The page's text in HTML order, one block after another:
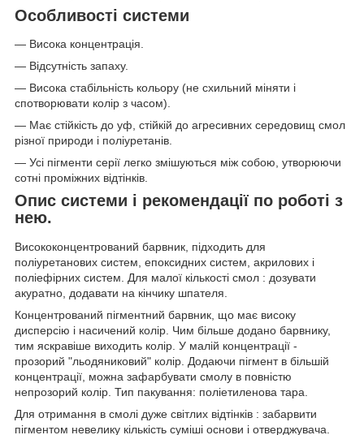
Особливості системи
— Висока концентрація.
— Відсутність запаху.
— Висока стабільність кольору (не схильний міняти і
спотворювати колір з часом).
— Має стійкість до уф, стійкій до агресивних середовищ смол
різної природи і поліуретанів.
— Усі пігменти серії легко змішуються між собою, утворюючи
сотні проміжних відтінків.
Опис системи і рекомендації по роботі з
нею.
Висококонцентрований барвник, підходить для
поліуретанових систем, епоксидних систем, акрилових і
поліефірних систем. Для малої кількості смол : дозувати
акуратно, додавати на кінчику шпателя.
Концентрований пігментний барвник, що має високу
дисперсію і насичений колір. Чим більше додано барвнику,
тим яскравіше виходить колір. У малій концентрації -
прозорий "льодяниковий" колір. Додаючи пігмент в більшій
концентрації, можна зафарбувати смолу в повністю
непрозорий колір. Тип пакування: поліетиленова тара.
Для отримання в смолі дуже світлих відтінків : забарвити
пігментом невелику кількість суміші основи і отверджувача.